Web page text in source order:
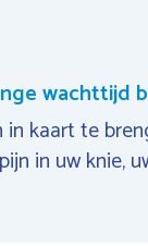
wachttijd
kaart te
in uw knie,